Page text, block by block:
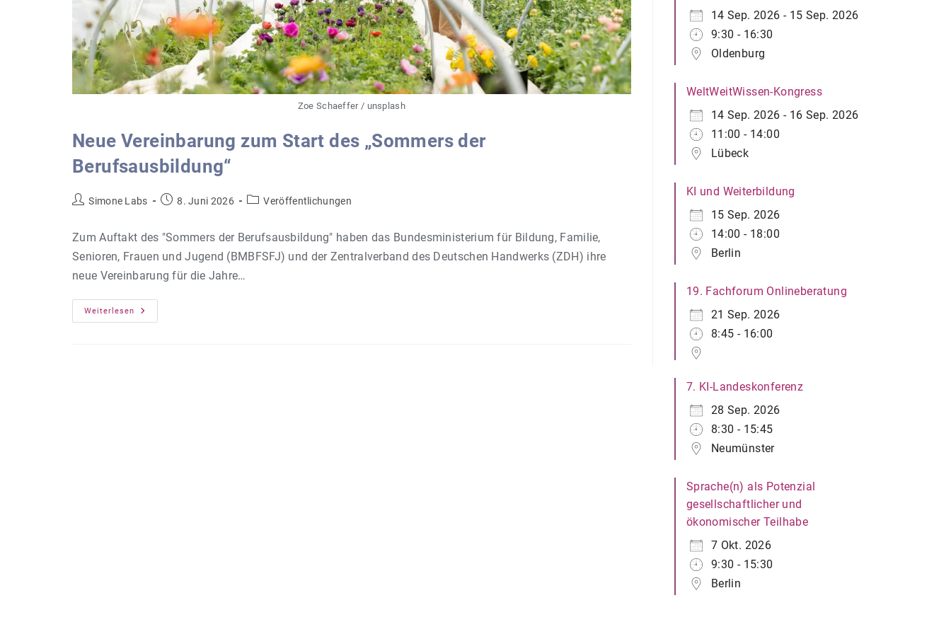
Zoe Schaeffer / unsplash
Neue Vereinbarung zum Start des „Sommers der
Berufsausbildung“
Beitrags-
Simone Labs
Beitrag8. Juni 2026
Beitrags-
Veröffentlichungen
Zum Auftakt des "Sommers der Berufsausbildung" haben das Bundesministerium für Bildung, Familie,
Senioren, Frauen und Jugend (BMBFSFJ) und der Zentralverband des Deutschen Handwerks (ZDH) ihre
neue Vereinbarung für die Jahre…
Weiterlesen
Neue
Vereinbarung
14 Sep. 2026 - 15 Sep. 2026
9:30 - 16:30
Oldenburg
WeltWeitWissen-Kongress
14 Sep. 2026 - 16 Sep. 2026
11:00 - 14:00
Lübeck
KI und Weiterbildung
15 Sep. 2026
14:00 - 18:00
Berlin
19. Fachforum Onlineberatung
21 Sep. 2026
8:45 - 16:00
7. KI-Landeskonferenz
28 Sep. 2026
8:30 - 15:45
Neumünster
Sprache(n) als Potenzial
gesellschaftlicher und
ökonomischer Teilhabe
7 Okt. 2026
9:30 - 15:30
Berlin